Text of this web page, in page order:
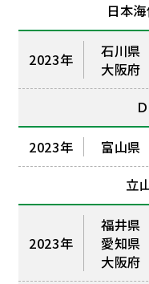
日本海
2023年
石川県
大阪府
2023年 富山県
立
2023年
福井県
愛知県
大阪府